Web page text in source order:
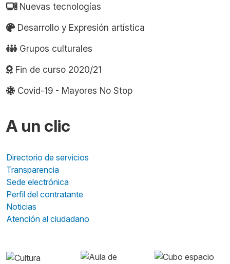
Nuevas tecnologías
Desarrollo y Expresión artística
Grupos culturales
Fin de curso 2020/21
Covid-19 - Mayores No Stop
A un clic
Directorio de servicios
Transparencia
Sede electrónica
Perfil del contratante
Noticias
Atención al ciudadano